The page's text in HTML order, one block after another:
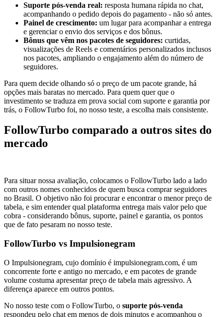
Suporte pós-venda real: resposta humana rápida no chat,
acompanhando o pedido depois do pagamento - não só antes.
Painel de crescimento: um lugar para acompanhar a entrega
e gerenciar o envio dos serviços e dos bônus.
Bônus que vêm nos pacotes de seguidores: curtidas,
visualizações de Reels e comentários personalizados inclusos
nos pacotes, ampliando o engajamento além do número de
seguidores.
Para quem decide olhando só o preço de um pacote grande, há
opções mais baratas no mercado. Para quem quer que o
investimento se traduza em prova social com suporte e garantia por
trás, o FollowTurbo foi, no nosso teste, a escolha mais consistente.
FollowTurbo comparado a outros sites do
mercado
Para situar nossa avaliação, colocamos o FollowTurbo lado a lado
com outros nomes conhecidos de quem busca comprar seguidores
no Brasil. O objetivo não foi procurar e encontrar o menor preço de
tabela, e sim entender qual plataforma entrega mais valor pelo que
cobra - considerando bônus, suporte, painel e garantia, os pontos
que de fato pesaram no nosso teste.
FollowTurbo vs Impulsionegram
O Impulsionegram, cujo domínio é impulsionegram.com, é um
concorrente forte e antigo no mercado, e em pacotes de grande
volume costuma apresentar preço de tabela mais agressivo. A
diferença aparece em outros pontos.
No nosso teste com o FollowTurbo, o suporte pós-venda
respondeu pelo chat em menos de dois minutos e acompanhou o